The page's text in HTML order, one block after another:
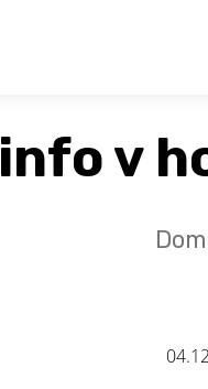
info v